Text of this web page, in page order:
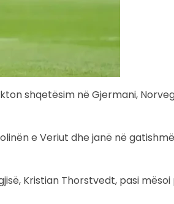
shqetësim në Gjermani,
e Veriut dhe janë në
Kristian Thorstvedt, pasi